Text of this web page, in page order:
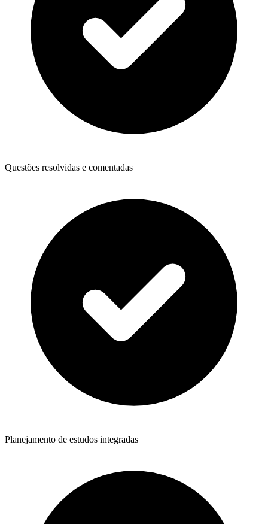
Questões resolvidas e comentadas
Planejamento de estudos integradas